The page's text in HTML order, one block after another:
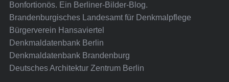
Bonfortionös. Ein Berliner-Bilder-Blog.
Brandenburgisches Landesamt für Denkmalpflege
Bürgerverein Hansaviertel
Denkmaldatenbank Berlin
Denkmaldatenbank Brandenburg
Deutsches Architektur Zentrum Berlin